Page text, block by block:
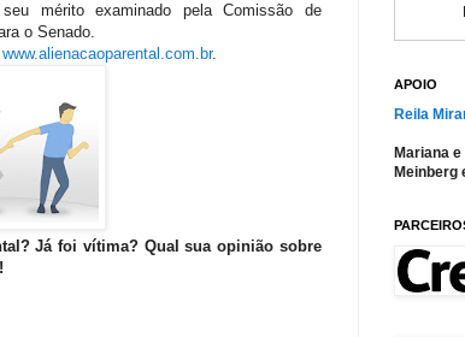
mérito examinado pela Comissão de
o Senado.
www.alienacaoparental.com.br.
Já foi vítima? Qual sua opinião sobre
APOIO
Reila
Mariana
Meinberg